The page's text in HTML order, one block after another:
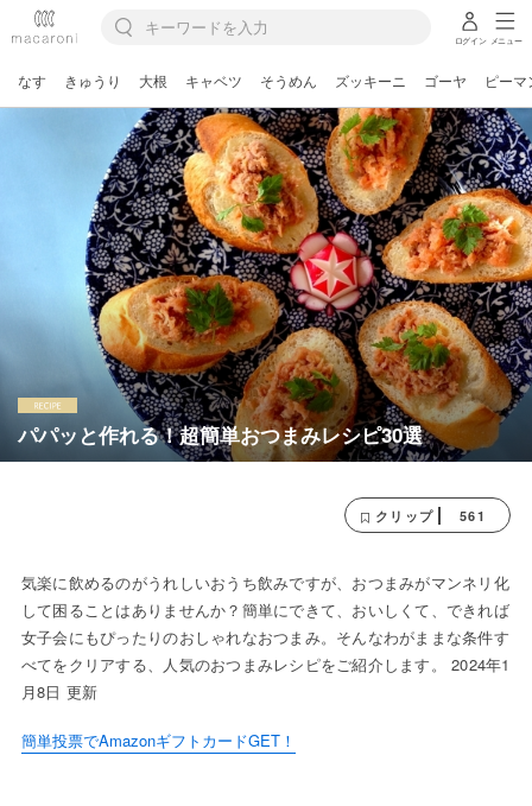
ログイン メニュー
なす きゅうり 大根 キャベツ そうめん ズッキーニ ゴーヤ ピーマ
パパッと作れる！超簡単おつまみレシピ30選
クリップ 561
気楽に飲めるのがうれしいおうち飲みですが、おつまみがマンネリ化
して困ることはありませんか？簡単にできて、おいしくて、できれば
女子会にもぴったりのおしゃれなおつまみ。そんなわがままな条件す
べてをクリアする、人気のおつまみレシピをご紹介します。 2024年1
月8日 更新
簡単投票でAmazonギフトカードGET！